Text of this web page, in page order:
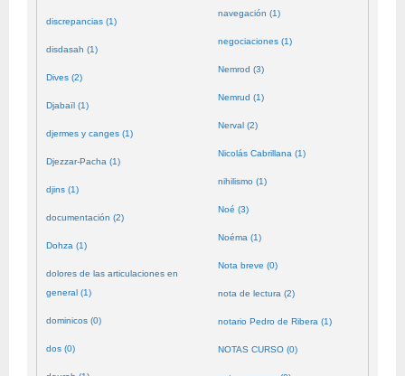
discrepancias (1)
disdasah (1)
Dives (2)
Djabaïl (1)
djermes y canges (1)
Djezzar-Pacha (1)
djins (1)
documentación (2)
Dohza (1)
dolores de las articulaciones en
general (1)
dominicos (0)
dos (0)
navegación (1)
negociaciones (1)
Nemrod (3)
Nemrud (1)
Nerval (2)
Nicolás Cabrillana (1)
nihilismo (1)
Noé (3)
Noéma (1)
Nota breve (0)
nota de lectura (2)
notario Pedro de Ribera (1)
NOTAS CURSO (0)